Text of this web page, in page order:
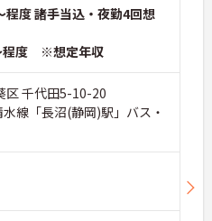
程度 諸手当込・夜勤4回想
程度 ※想定年収
区 千代田5-10-20
線「長沼(静岡)駅」バス・